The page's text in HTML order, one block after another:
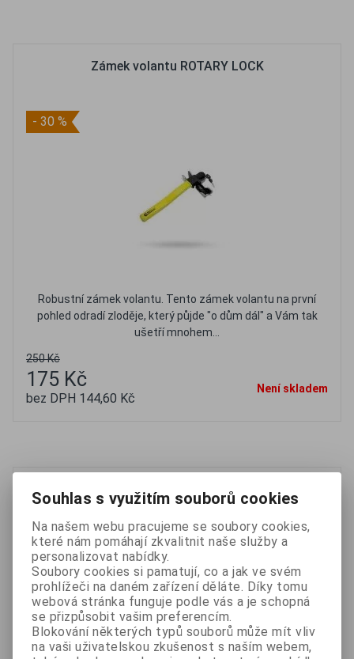
Zámek volantu ROTARY LOCK
- 30 %
Robustní zámek volantu. Tento zámek volantu na první
pohled odradí zloděje, který půjde "o dům dál" a Vám tak
ušetří mnohem...
250 Kč
175 Kč
bez DPH 144,60 Kč
Není skladem
GSM Tracker a SOS komunikátor s GPS lokalizací
ReachFar RTT-16
Souhlas s využitím souborů cookies
Na našem webu pracujeme se soubory cookies,
které nám pomáhají zkvalitnit naše služby a
personalizovat nabídky.
Soubory cookies si pamatují, co a jak ve svém
prohlížeči na daném zařízení děláte. Díky tomu
webová stránka funguje podle vás a je schopná
se přizpůsobit vašim preferencím.
Blokování některých typů souborů může mít vliv
na vaši uživatelskou zkušenost s naším webem,